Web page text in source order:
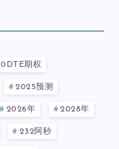
0DTE期权
2025预测
2026年 2028年
232阿秒